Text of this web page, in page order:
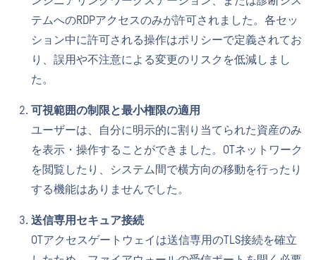
テムへのRDPアクセスのみが許可されました。各セッ
ション中に許可される操作はポリシーで定義されてお
り、誤用や不注意による変更のリスクを低減しまし
た。
可視範囲の制限と最小権限の適用
ユーザーは、自分に明示的に割り当てられた資産のみ
を表示・操作することができました。OTネットワーク
を閲覧したり、システム間で横方向の移動を行ったり
する機能はありませんでした。
送信専用セキュア接続
OTアクセスゲートウェイは送信専用のTLS接続を確立